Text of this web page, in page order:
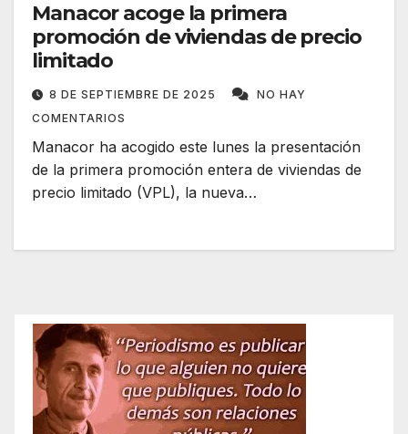
Manacor acoge la primera
promoción de viviendas de precio
limitado
8 DE SEPTIEMBRE DE 2025
NO HAY
COMENTARIOS
Manacor ha acogido este lunes la presentación
de la primera promoción entera de viviendas de
precio limitado (VPL), la nueva…